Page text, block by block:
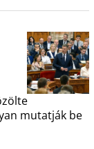
mutatják be